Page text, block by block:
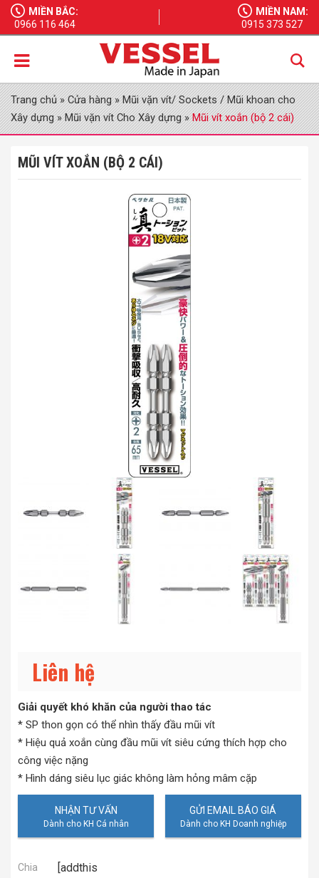
MIỀN BẮC:
0966 116 464
MIỀN NAM:
0915 373 527
Trang chủ»Cửa hàng»Mũi vặn vít/ Sockets / Mũi khoan cho
Xây dựng»Mũi vặn vít Cho Xây dựng»Mũi vít xoắn (bộ 2 cái)
MŨI VÍT XOẮN (BỘ 2 CÁI)
Liên hệ
Giải quyết khó khăn của người thao tác
* SP thon gọn có thể nhìn thấy đầu mũi vít
* Hiệu quả xoắn cùng đầu mũi vít siêu cứng thích hợp cho
công việc nặng
* Hình dáng siêu lục giác không làm hỏng mâm cặp
NHẬN TƯ VẤN GỬI EMAIL BÁO GIÁ
Chia
[addthis